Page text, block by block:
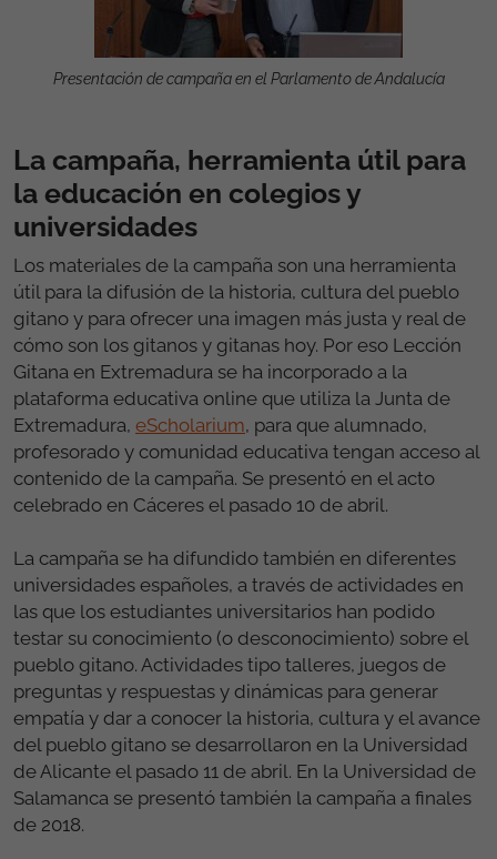
Presentación de campaña en el Parlamento de Andalucía
La campaña, herramienta útil para
la educación en colegios y
universidades
Los materiales de la campaña son una herramienta
útil para la difusión de la historia, cultura del pueblo
gitano y para ofrecer una imagen más justa y real de
cómo son los gitanos y gitanas hoy. Por eso Lección
Gitana en Extremadura se ha incorporado a la
plataforma educativa online que utiliza la Junta de
Extremadura, eScholarium, para que alumnado,
profesorado y comunidad educativa tengan acceso al
contenido de la campaña. Se presentó en el acto
celebrado en Cáceres el pasado 10 de abril.
La campaña se ha difundido también en diferentes
universidades españoles, a través de actividades en
las que los estudiantes universitarios han podido
testar su conocimiento (o desconocimiento) sobre el
pueblo gitano. Actividades tipo talleres, juegos de
preguntas y respuestas y dinámicas para generar
empatía y dar a conocer la historia, cultura y el avance
del pueblo gitano se desarrollaron en la Universidad
de Alicante el pasado 11 de abril. En la Universidad de
Salamanca se presentó también la campaña a finales
de 2018.